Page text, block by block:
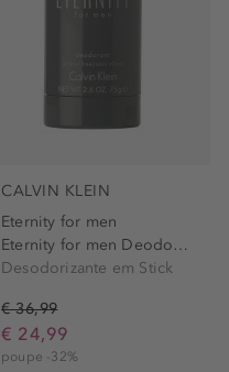
CALVIN KLEIN
Eternity for men
Eternity for men Deodorant...
Desodorizante em Stick
€ 36,99
€ 24,99
poupe -32%